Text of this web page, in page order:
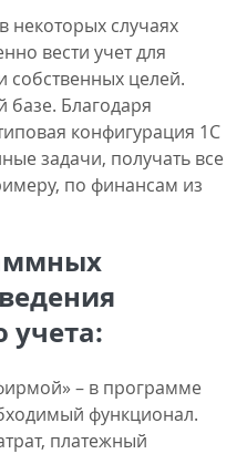
случаях
вести учет для
собственных целей.
базе. Благодаря
конфигурация 1С
задачи, получать все
по финансам из
учета:
– в программе
функционал.
платежный